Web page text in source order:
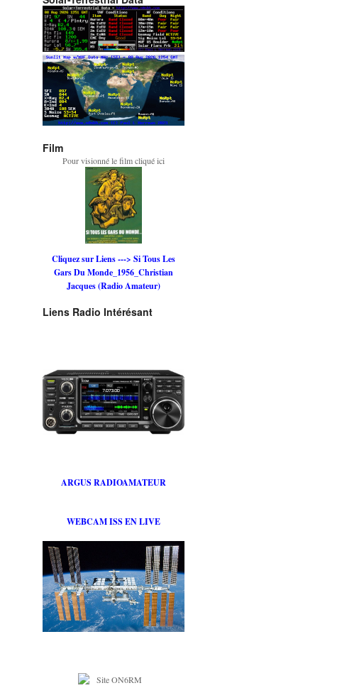
Film
Pour visionné le film cliqué ici
Cliquez sur Liens ---> Si Tous Les
Gars Du Monde_1956_Christian
Jacques (Radio Amateur)
Liens Radio Intérésant
ARGUS RADIOAMATEUR
WEBCAM ISS EN LIVE